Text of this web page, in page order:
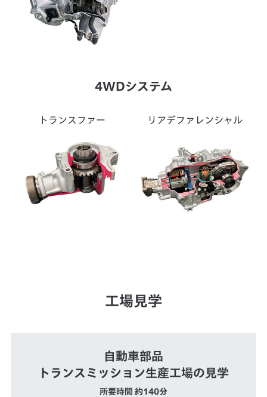
4WDシステム
トランスファー リアデファレンシャル
工場見学
自動車部品
トランスミッション生産工場の見学
所要時間 約140分